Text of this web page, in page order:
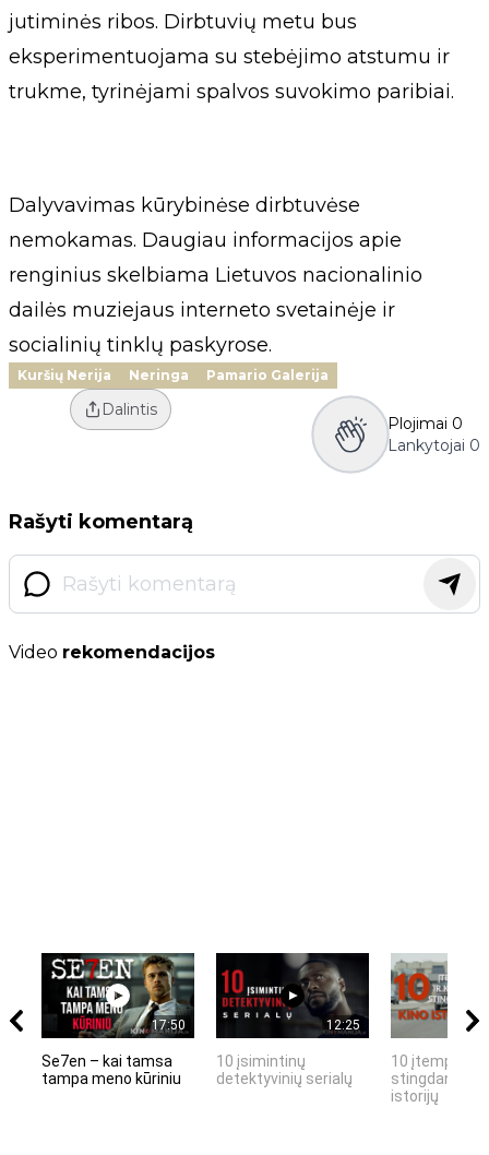
jutiminės ribos. Dirbtuvių metu bus
eksperimentuojama su stebėjimo atstumu ir
trukme, tyrinėjami spalvos suvokimo paribiai.
Dalyvavimas kūrybinėse dirbtuvėse
nemokamas. Daugiau informacijos apie
renginius skelbiama Lietuvos nacionalinio
dailės muziejaus interneto svetainėje ir
socialinių tinklų paskyrose.
Kuršių Nerija Neringa Pamario Galerija
Dalintis
Plojimai 0
Lankytojai 0
Rašyti komentarą
Video rekomendacijos
17:50
Se7en – kai tamsa
tampa meno kūriniu
12:25
10 įsimintinų
detektyvinių serialų
10 įtemptų,
stingdančių
istorijų